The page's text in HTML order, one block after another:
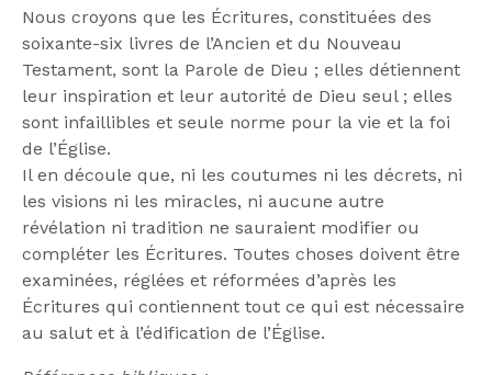
Nous croyons que les Écritures, constituées des
soixante-six livres de l’Ancien et du Nouveau
Testament, sont la Parole de Dieu ; elles détiennent
leur inspiration et leur autorité de Dieu seul ; elles
sont infaillibles et seule norme pour la vie et la foi
de l’Église.
Il en découle que, ni les coutumes ni les décrets, ni
les visions ni les miracles, ni aucune autre
révélation ni tradition ne sauraient modifier ou
compléter les Écritures. Toutes choses doivent être
examinées, réglées et réformées d’après les
Écritures qui contiennent tout ce qui est nécessaire
au salut et à l’édification de l’Église.